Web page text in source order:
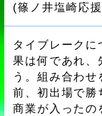
(篠ノ井塩崎応
タイブレークに
果は何であれ、
う。組み合わ
前、初出場で勝
商業が入ったの